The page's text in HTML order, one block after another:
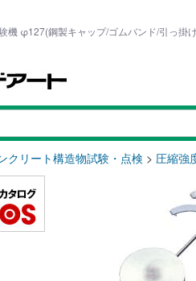
φ127(鋼製キャップ/ゴムバンド/引っ掛
クリート構造物試験・点検 > 圧縮強